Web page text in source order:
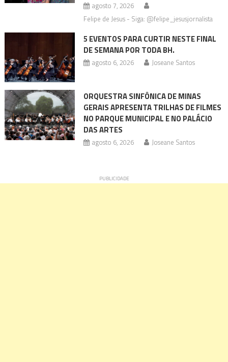
agosto 7, 2026
Felipe de Jesus - Siga: @felipe_jesusjornalista
5 EVENTOS PARA CURTIR NESTE FINAL
DE SEMANA POR TODA BH.
agosto 6, 2026 Joseane Santos
ORQUESTRA SINFÔNICA DE MINAS
GERAIS APRESENTA TRILHAS DE FILMES
NO PARQUE MUNICIPAL E NO PALÁCIO
DAS ARTES
agosto 6, 2026 Joseane Santos